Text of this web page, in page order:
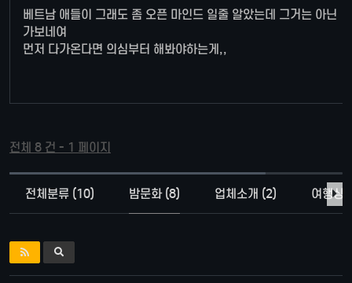
베트남 애들이 그래도 좀 오픈 마인드 일줄 알았는데 그거는 아닌
가보네여
먼저 다가온다면 의심부터 해봐야하는게,,
전체 8 건 - 1 페이지
전체분류 (10) 밤문화 (8) 업체소개 (2) 여행상